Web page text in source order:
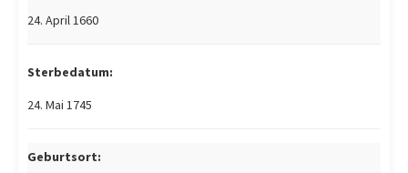
24. April 1660
Sterbedatum:
24. Mai 1745
Geburtsort: